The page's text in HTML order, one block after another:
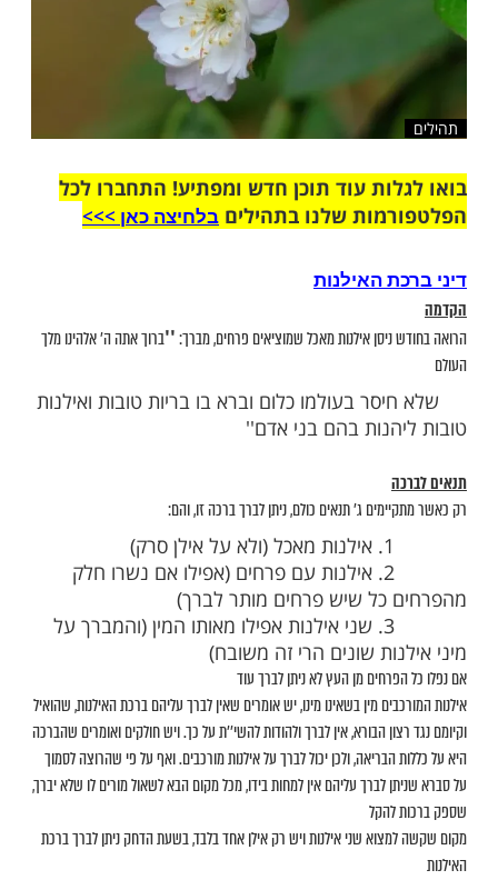
עוד תוכן חדש ומפתיע! התחברו לכל
שלנו בתהיליםבלחיצה כאן >>>​
האילנות
אילנות מאכל שמוציאים פרחים, מברך:''ברוך אתה ה' אלהינו מלך
בעולמו כלום וברא בו בריות טובות ואילנות
בהם בני אדם''
ג' תנאים כולם, ניתן לברך ברכה זו, והם:
2. אילנות עם פרחים (אפילו אם נשרו חלק